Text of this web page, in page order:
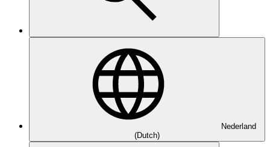
Nederland
(Dutch)